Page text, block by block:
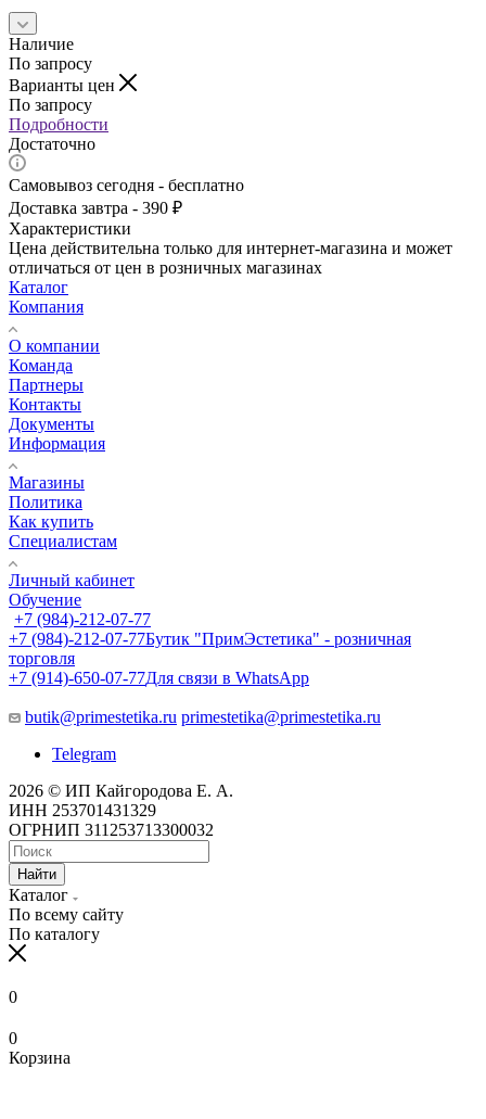
Наличие
По запросу
Варианты цен
По запросу
Подробности
Достаточно
Самовывоз сегодня - бесплатно
Доставка завтра - 390 ₽
Характеристики
Цена действительна только для интернет-магазина и может
отличаться от цен в розничных магазинах
Каталог
Компания
О компании
Команда
Партнеры
Контакты
Документы
Информация
Магазины
Политика
Как купить
Специалистам
Личный кабинет
Обучение
+7 (984)-212-07-77
+7 (984)-212-07-77Бутик "ПримЭстетика" - розничная
торговля
+7 (914)-650-07-77Для связи в WhatsApp
butik@primestetika.ru primestetika@primestetika.ru
Telegram
2026 © ИП Кайгородова Е. А.
ИНН 253701431329
ОГРНИП 311253713300032
Найти
Каталог
По всему сайту
По каталогу
0
0
Корзина